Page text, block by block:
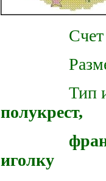
Счет
Размер
Тип
полукрест,
иголку